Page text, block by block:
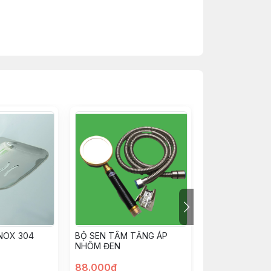
304
BỘ SEN TẮM TĂNG ÁP
NHÔM ĐEN
88.000đ